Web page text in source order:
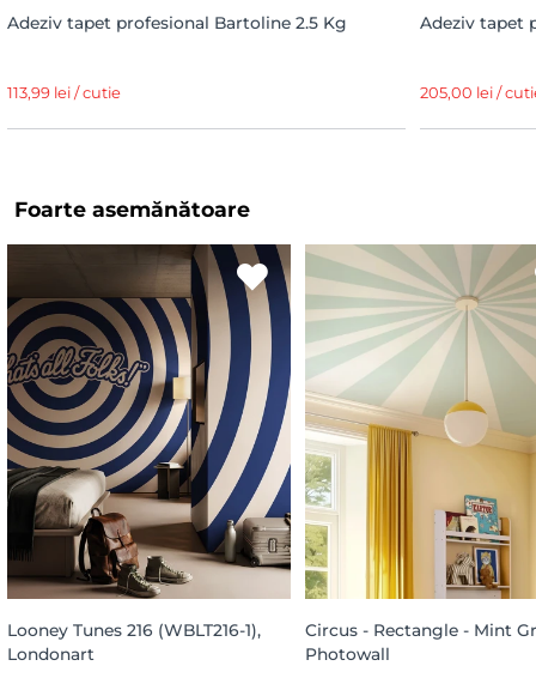
Adeziv tapet profesional Bartoline 2.5 Kg
113,99 lei / cutie
Adeziv tapet
205,00 lei /
Foarte asemănătoare
Looney Tunes 216 (WBLT216-1),
Londonart
Circus - Rectangle - Mint
Photowall